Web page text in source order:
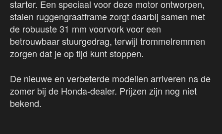
starter. Een speciaal voor deze motor ontworpen,
stalen ruggengraatframe zorgt daarbij samen met
de robuuste 31 mm voorvork voor een
betrouwbaar stuurgedrag, terwijl trommelremmen
zorgen dat je op tijd kunt stoppen.
De nieuwe en verbeterde modellen arriveren na de
zomer bij de Honda-dealer. Prijzen zijn nog niet
bekend.